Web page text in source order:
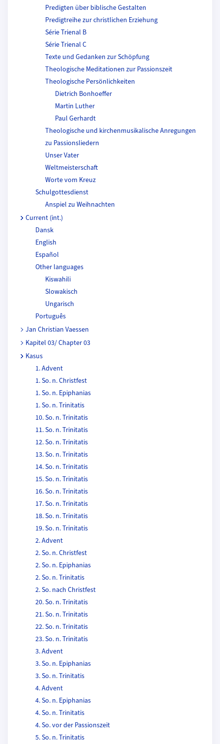
Predigten über biblische Gestalten
Predigtreihe zur christlichen Erziehung
Série Trienal B
Série Trienal C
Texte und Gedanken zur Schöpfung
Theologische Meditationen zur Passionszeit
Theologische Persönlichkeiten
Dietrich Bonhoeffer
Martin Luther
Paul Gerhardt
Theologische und kirchenmusikalische Anregungen
zu Passionsliedern
Unser Vater
Weltmeisterschaft
Worte vom Kreuz
Schulgottesdienst
Anspiel zu Weihnachten
Current (int.)
Dansk
English
Español
Other languages
Kiswahili
Slowakisch
Ungarisch
Português
Jan Christian Vaessen
Kapitel 03/ Chapter 03
Kasus
1. Advent
1. So. n. Christfest
1. So. n. Epiphanias
1. So. n. Trinitatis
10. So. n. Trinitatis
11. So. n. Trinitatis
12. So. n. Trinitatis
13. So. n. Trinitatis
14. So. n. Trinitatis
15. So. n. Trinitatis
16. So. n. Trinitatis
17. So. n. Trinitatis
18. So. n. Trinitatis
19. So. n. Trinitatis
2. Advent
2. So. n. Christfest
2. So. n. Epiphanias
2. So. n. Trinitatis
2. So. nach Christfest
20. So. n. Trinitatis
21. So. n. Trinitatis
22. So. n. Trinitatis
23. So. n. Trinitatis
3. Advent
3. So. n. Epiphanias
3. So. n. Trinitatis
4. Advent
4. So. n. Epiphanias
4. So. n. Trinitatis
4. So. vor der Passionszeit
5. So. n. Trinitatis